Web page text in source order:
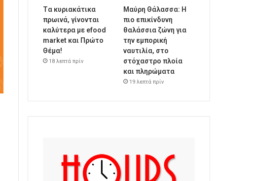
Tα κυριακάτικα
πρωινά, γίνονται
καλύτερα με efood
market και Πρώτο
Θέμα!
18 λεπτά πρίν
Μαύρη Θάλασσα: Η
πιο επικίνδυνη
θαλάσσια ζώνη για
την εμπορική
ναυτιλία, στο
στόχαστρο πλοία
και πληρώματα
19 λεπτά πρίν